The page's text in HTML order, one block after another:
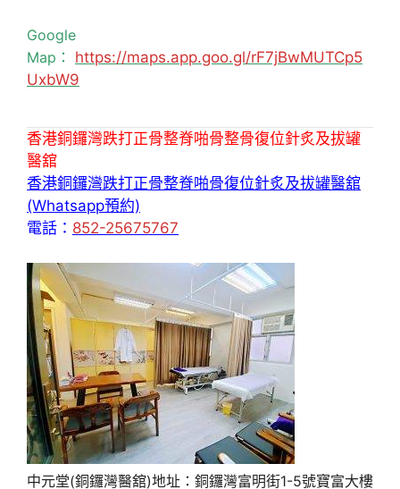
Google
Map： https://maps.app.goo.gl/rF7jBwMUTCp5
UxbW9
香港銅鑼灣跌打正骨整脊啪骨整骨復位針炙及拔罐
醫舘
香港銅鑼灣跌打正骨整脊啪骨復位針炙及拔罐醫舘
(Whatsapp預約)
電話： 852-25675767
中元堂(銅鑼灣醫舘)地址：銅鑼灣富明街1-5號寶富大樓